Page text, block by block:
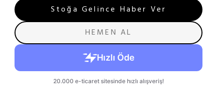
Stoğa Gelince Haber Ver
HEMEN AL